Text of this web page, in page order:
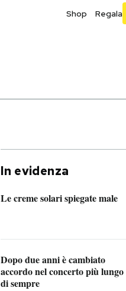
Shop Regala
In evidenza
Le creme solari spiegate male
Dopo due anni è cambiato
accordo nel concerto più lungo
di sempre